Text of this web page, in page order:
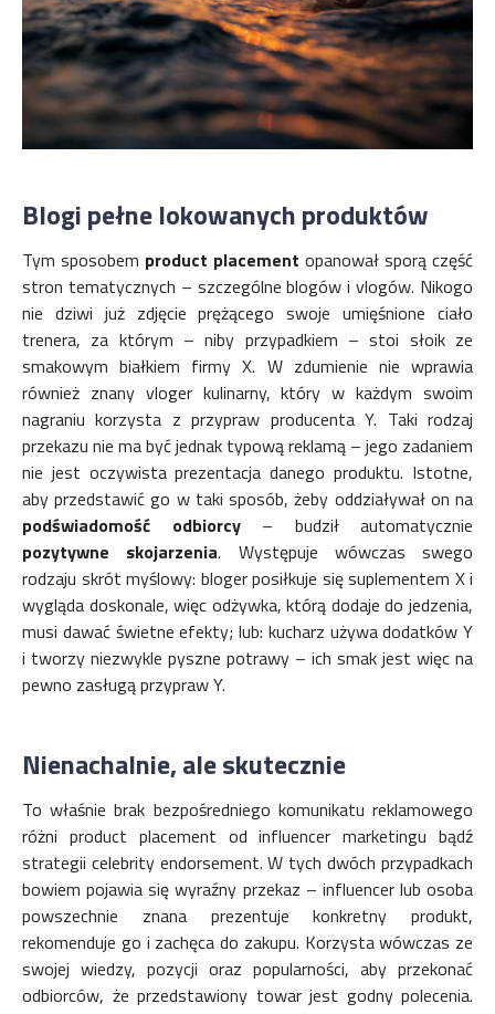
Blogi pełne lokowanych produktów
Tym sposobem product placement opanował sporą część
stron tematycznych – szczególne blogów i vlogów. Nikogo
nie dziwi już zdjęcie prężącego swoje umięśnione ciało
trenera, za którym – niby przypadkiem – stoi słoik ze
smakowym białkiem firmy X. W zdumienie nie wprawia
również znany vloger kulinarny, który w każdym swoim
nagraniu korzysta z przypraw producenta Y. Taki rodzaj
przekazu nie ma być jednak typową reklamą – jego zadaniem
nie jest oczywista prezentacja danego produktu. Istotne,
aby przedstawić go w taki sposób, żeby oddziaływał on na
podświadomość
odbiorcy– budził automatycznie
pozytywne
skojarzenia. Występuje wówczas swego
rodzaju skrót myślowy: bloger posiłkuje się suplementem X i
wygląda doskonale, więc odżywka, którą dodaje do jedzenia,
musi dawać świetne efekty; lub: kucharz używa dodatków Y
i tworzy niezwykle pyszne potrawy – ich smak jest więc na
pewno zasługą przypraw Y.
Nienachalnie, ale skutecznie
To właśnie brak bezpośredniego komunikatu reklamowego
różni product placement od influencer marketingu bądź
strategii celebrity endorsement. W tych dwóch przypadkach
bowiem pojawia się wyraźny przekaz – influencer lub osoba
powszechnie znana prezentuje konkretny produkt,
rekomenduje go i zachęca do zakupu. Korzysta wówczas ze
swojej wiedzy, pozycji oraz popularności, aby przekonać
odbiorców, że przedstawiony towar jest godny polecenia.